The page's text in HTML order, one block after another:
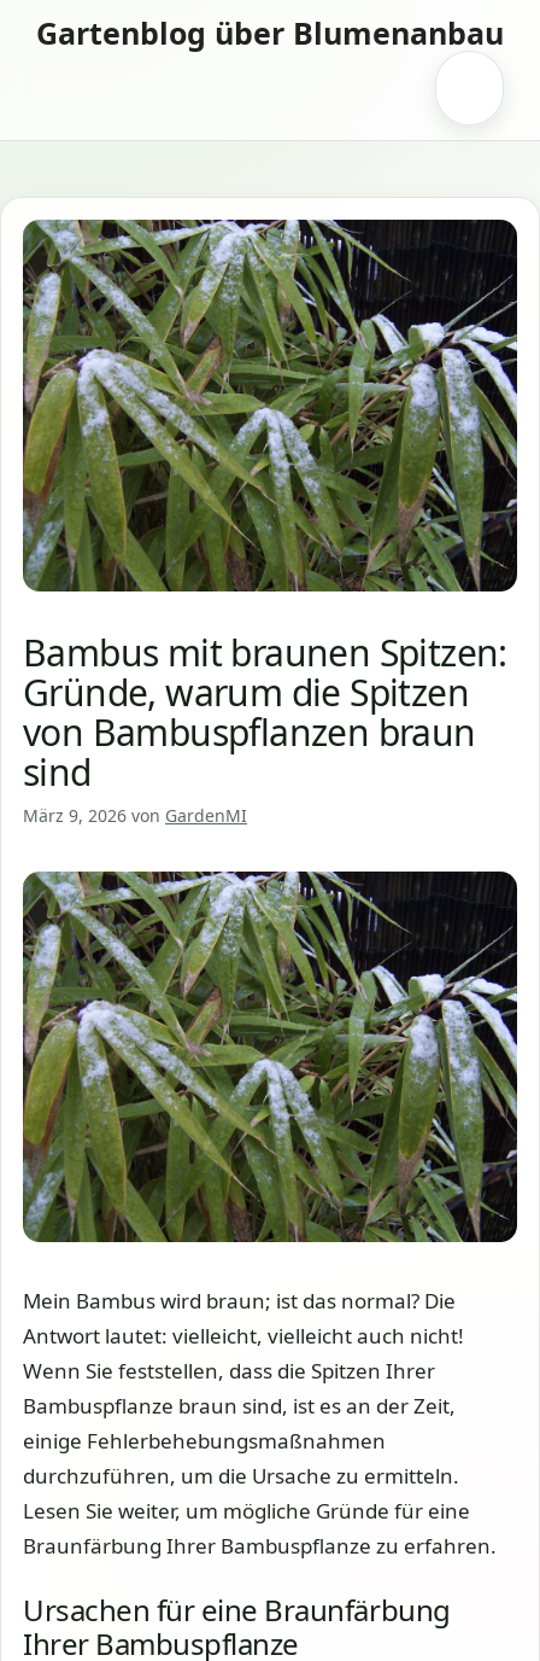
InhaltGartenblog über Blumenanbau
Bambus mit braunen Spitzen:
Gründe, warum die Spitzen
von Bambuspflanzen braun
sind
März 9, 2026 von GardenMI
Mein Bambus wird braun; ist das normal? Die
Antwort lautet: vielleicht, vielleicht auch nicht!
Wenn Sie feststellen, dass die Spitzen Ihrer
Bambuspflanze braun sind, ist es an der Zeit,
einige Fehlerbehebungsmaßnahmen
durchzuführen, um die Ursache zu ermitteln.
Lesen Sie weiter, um mögliche Gründe für eine
Braunfärbung Ihrer Bambuspflanze zu erfahren.
Ursachen für eine Braunfärbung
Ihrer Bambuspflanze